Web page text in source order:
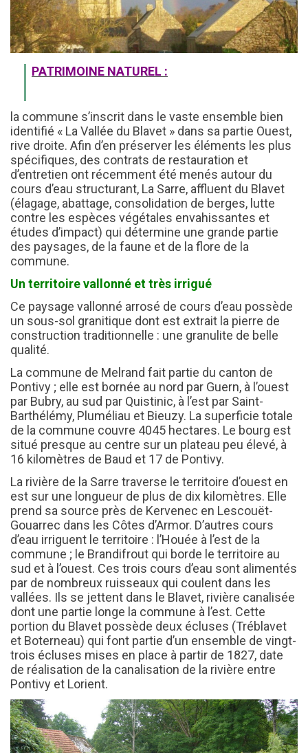
PATRIMOINE NATUREL :
la commune s’inscrit dans le vaste ensemble bien
identifié « La Vallée du Blavet » dans sa partie Ouest,
rive droite. Afin d’en préserver les éléments les plus
spécifiques, des contrats de restauration et
d’entretien ont récemment été menés autour du
cours d’eau structurant, La Sarre, affluent du Blavet
(élagage, abattage, consolidation de berges, lutte
contre les espèces végétales envahissantes et
études d’impact) qui détermine une grande partie
des paysages, de la faune et de la flore de la
commune.
Un territoire vallonné et très irrigué
Ce paysage vallonné arrosé de cours d’eau possède
un sous-sol granitique dont est extrait la pierre de
construction traditionnelle : une granulite de belle
qualité.
La commune de Melrand fait partie du canton de
Pontivy ; elle est bornée au nord par Guern, à l’ouest
par Bubry, au sud par Quistinic, à l’est par Saint-
Barthélémy, Pluméliau et Bieuzy. La superficie totale
de la commune couvre 4045 hectares. Le bourg est
situé presque au centre sur un plateau peu élevé, à
16 kilomètres de Baud et 17 de Pontivy.
La rivière de la Sarre traverse le territoire d’ouest en
est sur une longueur de plus de dix kilomètres. Elle
prend sa source près de Kervenec en Lescouët-
Gouarrec dans les Côtes d’Armor. D’autres cours
d’eau irriguent le territoire : l’Houée à l’est de la
commune ; le Brandifrout qui borde le territoire au
sud et à l’ouest. Ces trois cours d’eau sont alimentés
par de nombreux ruisseaux qui coulent dans les
vallées. Ils se jettent dans le Blavet, rivière canalisée
dont une partie longe la commune à l’est. Cette
portion du Blavet possède deux écluses (Tréblavet
et Boterneau) qui font partie d’un ensemble de vingt-
trois écluses mises en place à partir de 1827, date
de réalisation de la canalisation de la rivière entre
Pontivy et Lorient.